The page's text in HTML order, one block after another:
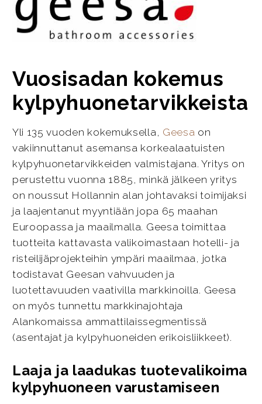
Vuosisadan kokemus
kylpyhuonetarvikkeista
Yli 135 vuoden kokemuksella, Geesa on
vakiinnuttanut asemansa korkealaatuisten
kylpyhuonetarvikkeiden valmistajana. Yritys on
perustettu vuonna 1885, minkä jälkeen yritys
on noussut Hollannin alan johtavaksi toimijaksi
ja laajentanut myyntiään jopa 65 maahan
Euroopassa ja maailmalla. Geesa toimittaa
tuotteita kattavasta valikoimastaan hotelli- ja
risteilijäprojekteihin ympäri maailmaa, jotka
todistavat Geesan vahvuuden ja
luotettavuuden vaativilla markkinoilla. Geesa
on myös tunnettu markkinajohtaja
Alankomaissa ammattilaissegmentissä
(asentajat ja kylpyhuoneiden erikoisliikkeet).
Laaja ja laadukas tuotevalikoima
kylpyhuoneen varustamiseen